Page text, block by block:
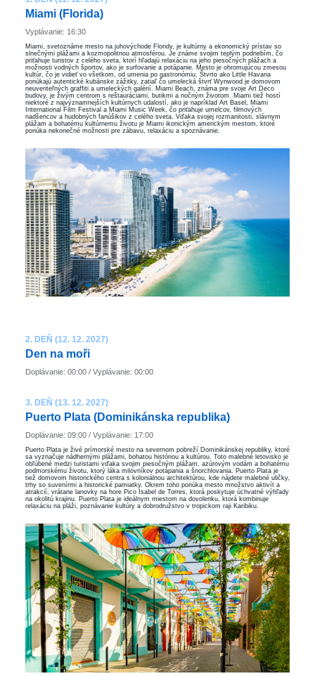
Miami (Florida)
Vyplávanie: 16:30
Miami, svetoznáme mesto na juhovýchode Floridy, je kultúrny a ekonomický prístav so
slnečnými plážami a kozmopolitnou atmosférou. Je známe svojim teplým podnebím, čo
priťahuje turistov z celého sveta, ktorí hľadajú relaxáciu na jeho piesočných plážach a
možnosti vodných športov, ako je surfovanie a potápanie. Mesto je ohromujúcou zmesou
kultúr, čo je vidieť vo všetkom, od umenia po gastronómiu. Štvrto ako Little Havana
ponúkajú autentické kubánske zážitky, zatiaľ čo umelecká štvrť Wynwood je domovom
neuveriteľných graffiti a umeleckých galérií. Miami Beach, známa pre svoje Art Deco
budovy, je živým centrom s reštauráciami, butikmi a nočným životom. Miami tiež hostí
niektoré z najvýznamnejších kultúrnych udalostí, ako je napríklad Art Basel, Miami
International Film Festival a Miami Music Week, čo priťahuje umelcov, filmových
nadšencov a hudobných fanúšikov z celého sveta. Vďaka svojej rozmanitosti, slávnym
plážam a bohatému kultúrnemu životu je Miami ikonickým americkým mestom, ktoré
ponúka nekonečné možnosti pre zábavu, relaxáciu a spoznávanie.
2. DEŇ (12. 12. 2027)
Den na moři
Doplávanie: 00:00 / Vyplávanie: 00:00
3. DEŇ (13. 12. 2027)
Puerto Plata (Dominikánska republika)
Doplávanie: 09:00 / Vyplávanie: 17:00
Puerto Plata je živé prímorské mesto na severnom pobreží Dominikánskej republiky, ktoré
sa vyznačuje nádhernými plážami, bohatou históriou a kultúrou. Toto malebné letovisko je
obľúbené medzi turistami vďaka svojim piesočným plážam, azúrovým vodám a bohatému
podmorskému životu, ktorý láka milovníkov potápania a šnorchlovania. Puerto Plata je
tiež domovom historického centra s koloniálnou architektúrou, kde nájdete malebné uličky,
trhy so suvenírmi a historické pamiatky. Okrem toho ponúka mesto množstvo aktivít a
atrakcií, vrátane lanovky na hore Pico Isabel de Torres, ktorá poskytuje úchvatné výhľady
na okolitú krajinu. Puerto Plata je ideálnym miestom na dovolenku, ktorá kombinuje
relaxáciu na pláži, poznávanie kultúry a dobrodružstvo v tropickom raji Karibiku.